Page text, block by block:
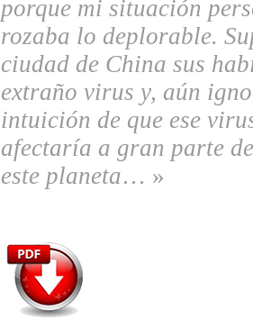
porque mi situación
rozaba lo deplorable.
ciudad de China sus
extraño virus y, aún
intuición de que ese
afectaría a gran parte
este planeta… »